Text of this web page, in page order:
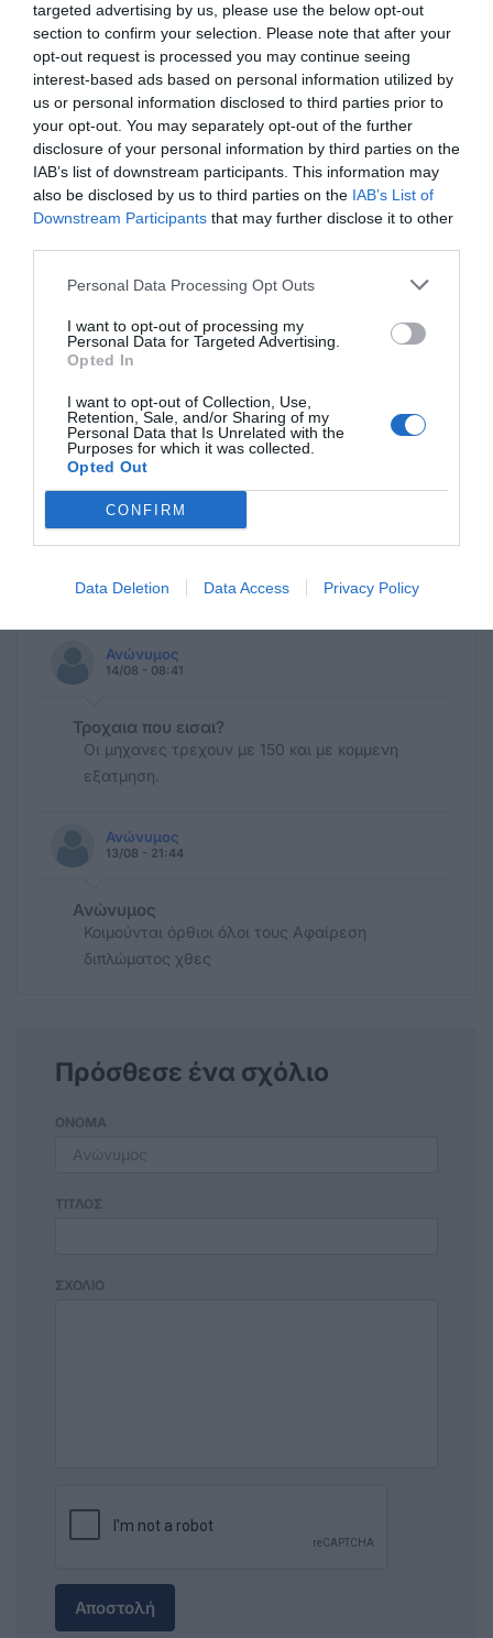
targeted advertising by us, please use the below opt-out
section to confirm your selection. Please note that after your
opt-out request is processed you may continue seeing
interest-based ads based on personal information utilized by
us or personal information disclosed to third parties prior to
your opt-out. You may separately opt-out of the further
disclosure of your personal information by third parties on the
IAB’s list of downstream participants. This information may
also be disclosed by us to third parties on the IAB’s List of
Downstream Participants that may further disclose it to other
Personal Data Processing Opt Outs
I want to opt-out of processing my
Personal Data for Targeted Advertising.
Opted In
I want to opt-out of Collection, Use,
Retention, Sale, and/or Sharing of my
Personal Data that Is Unrelated with the
Purposes for which it was collected.
Opted Out
CONFIRM
Data Deletion Data Access Privacy Policy
Θανάσης Τσιφτσίδης
14/08 - 15:19
Ενημέρωση
Επειδή ήμουν εκεί καθώς την μηχανή
οδηγούσε ο πατέρας μου, όλοι τον ξέρετε
για την οδηγική του συμπεριφορά και για το
πόσο φανατικός του Κ.Ο.Κ είναι. Το λάθος
έγινε από την οδηγό του προπορευόμενου
λάθος πήγε να στρίψει παράνομα. Ο λόγος
που το τροχαίο δεν ήταν θανατηφόρο, ήταν
ταχύτητα 50χμ την ώρα. Οπότε πριν
ξεκινήσετε τα σαλιγκάρια να γράφετε,
ΕΣ
14/08 - 12:32
ΛΑΘΟΣ ΠΙΝΑΚΙΔΑ ΔΙΑΒΑΖΟΥΝ
150.
Ανώνυμος
14/08 - 08:41
Τροχαια που εισαι?
Οι μηχανες τρεχουν με 150 και με κομμενη
εξατμηση.
Ανώνυμος
13/08 - 21:44
Ανώνυμος
Κοιμούνται όρθιοι όλοι τους Αφαίρεση
διπλώματος χθες
Πρόσθεσε ένα σχόλιο
ΟΝΟΜΑ
ΤΙΤΛΟΣ
ΣΧΟΛΙΟ
Αποστολή